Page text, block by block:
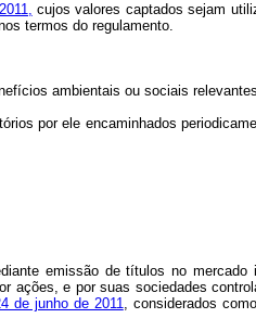
cujos valores captados sejam
termos do regulamento.
ambientais ou sociais
por ele encaminhados
emissão de títulos no mercado
ações, e por suas sociedades
de junho de 2011, considerados